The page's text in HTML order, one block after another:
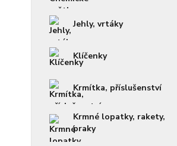
Jehly, vrtáky
Klíčenky
Krmítka, příslušenství
Krmné lopatky, rakety,
praky